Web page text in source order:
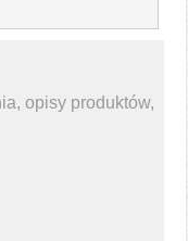
opisy produktów,